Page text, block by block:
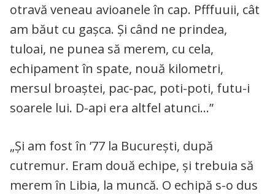
otravă veneau avioanele în cap. Pfffuuii, cât
am băut cu gaşca. Şi când ne prindea,
tuloai, ne punea să merem, cu cela,
echipament în spate, nouă kilometri,
mersul broaştei, pac-pac, poti-poti, futu-i
soarele lui. D-api era altfel atunci…”
„Şi am fost în ’77 la Bucureşti, după
cutremur. Eram două echipe, şi trebuia să
merem în Libia, la muncă. O echipă s-o dus